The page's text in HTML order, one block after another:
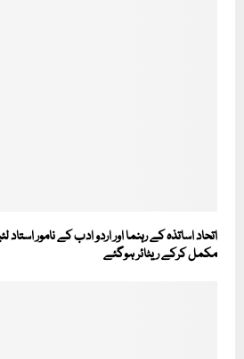
اتحاد اساتذہ کے رہنما اور اردو ادب کے نامور
مکمل کرکے ریٹائر ہوگئے